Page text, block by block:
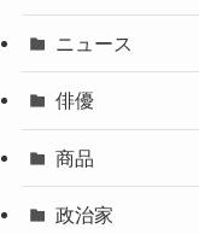
ニュース
俳優
商品
政治家